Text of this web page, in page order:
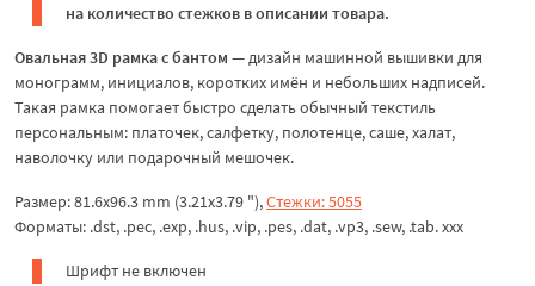
на количество стежков в описании товара.
Овальная 3D рамка с бантом — дизайн машинной вышивки для
монограмм, инициалов, коротких имён и небольших надписей.
Такая рамка помогает быстро сделать обычный текстиль
персональным: платочек, салфетку, полотенце, саше, халат,
наволочку или подарочный мешочек.
Размер: 81.6x96.3 mm (3.21x3.79 "),Стежки: 5055
Форматы: .dst, .pec, .exp, .hus, .vip, .pes, .dat, .vp3, .sew, .tab. xxx
Шрифт не включен